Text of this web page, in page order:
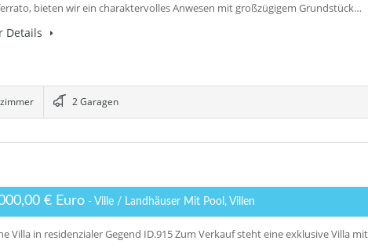
bieten wir ein charaktervolles Anwesen mit großzügigem Grundstück…
Details
2 Garagen
€ Euro - Ville / Landhäuser Mit Pool, Villen
Villa in residenzialer Gegend ID.915 Zum Verkauf steht eine exklusive Villa